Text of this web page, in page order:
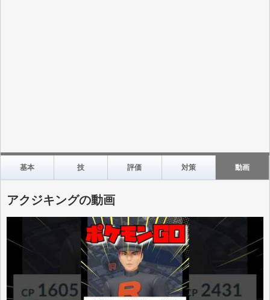
基本 技 評価 対策 動画
アクジキングの動画